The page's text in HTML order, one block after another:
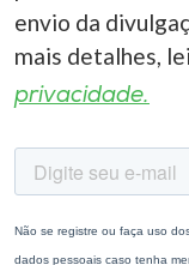
envio da
mais detalhes,
privacidade.